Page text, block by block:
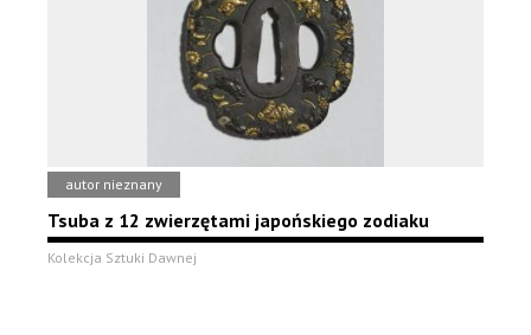
autor nieznany
Tsuba z 12 zwierzętami japońskiego zodiaku
Kolekcja Sztuki Dawnej